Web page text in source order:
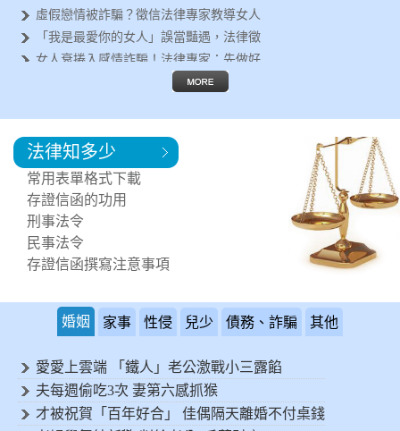
虛假戀情被詐騙？徵信法律專家教導女人
「我是最愛你的女人」誤當豔遇，法律徵
女人衰捲入感情詐騙！法律專家：先做好
遇到行車糾紛怎麼辦？法律專家告訴你這
鄰居每天製造噪音讓您受不了！可以進行
突然遇到法律問題，該如何尋求協助?
需要專業的法律諮詢，何處可以尋求協助
法律知多少
常用表單格式下載
存證信函的功用
刑事法令
民事法令
存證信函撰寫注意事項
婚姻 家事 性侵 兒少 債務、詐騙 其他
愛愛上雲端 「鐵人」老公激戰小三露餡
夫每週偷吃3次 妻第六感抓猴
才被祝賀「百年好合」 佳偶隔天離婚不付桌錢